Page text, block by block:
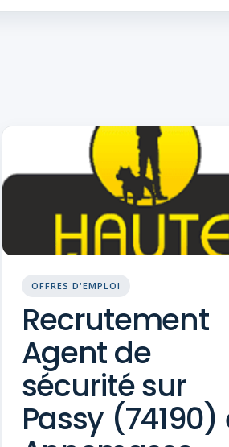
OFFRES D'EMPLOI
Recrutement
Agent de
sécurité sur
Passy (74190)